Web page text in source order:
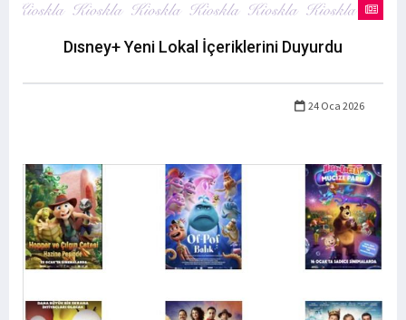
Dısney+ Yeni Lokal İçeriklerini Duyurdu
24 Oca 2026